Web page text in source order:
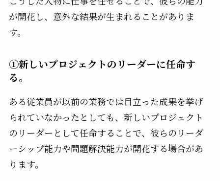
が開花し、意外な結果が生まれることがありま
す。
①新しいプロジェクトのリーダーに任命す
る。
ある従業員が以前の業務では目立った成果を挙げ
られていなかったとしても、新しいプロジェクト
のリーダーとして任命することで、彼らのリーダ
ーシップ能力や問題解決能力が開花する場合があ
ります。